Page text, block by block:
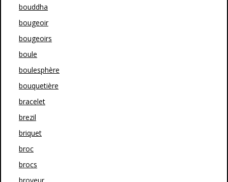
bouddha
bougeoir
bougeoirs
boule
boulesphère
bouquetière
bracelet
brezil
briquet
broc
brocs